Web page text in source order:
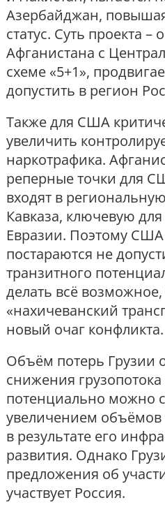
Азербайджан,
статус. Суть проекта
Афганистана с
схеме «5+1»,
допустить в регион
Также для США
увеличить
наркотрафика.
реперные точки для
входят в
Кавказа, ключевую
Евразии. Поэтому
постараются не
транзитного
делать всё
«нахичеванский
новый очаг конфликта.
Объём потерь Грузии
снижения
потенциально можно
увеличением объёмов
в результате его
развития. Однако
предложения об
участвует Россия.